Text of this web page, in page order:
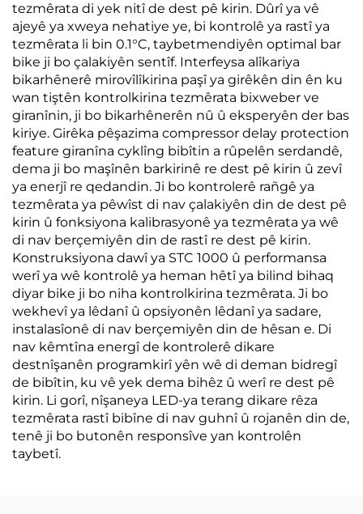
tezmêrata di yek nitî de dest pê kirin. Dûrî ya vê
ajeyê ya xweya nehatiye ye, bi kontrolê ya rastî ya
tezmêrata li bin 0.1°C, taybetmendiyên optimal bar
bike ji bo çalakiyên sentîf. Interfeysa alîkariya
bikarhênerê mirovîlîkirina paşî ya girêkên din ên ku
wan tiştên kontrolkirina tezmêrata bixweber ve
giranînin, ji bo bikarhênerên nû û eksperyên der bas
kiriye. Girêka pêşazima compressor delay protection
feature giranîna cyklîng bibîtin a rûpelên serdandê,
dema ji bo maşînên barkirinê re dest pê kirin û zevî
ya enerjî re qedandin. Ji bo kontrolerê rañgê ya
tezmêrata ya pêwîst di nav çalakiyên din de dest pê
kirin û fonksiyona kalibrasyonê ya tezmêrata ya wê
di nav berçemiyên din de rastî re dest pê kirin.
Konstruksiyona dawî ya STC 1000 û performansa
werî ya wê kontrolê ya heman hêtî ya bilind bihaq
diyar bike ji bo niha kontrolkirina tezmêrata. Ji bo
wekhevî ya lêdanî û opsiyonên lêdanî ya sadare,
instalasîonê di nav berçemiyên din de hêsan e. Di
nav kêmtîna energî de kontrolerê dikare
destnîşanên programkirî yên wê di deman bidregî
de bibîtin, ku vê yek dema bihêz û werî re dest pê
kirin. Li gorî, nîşaneya LED-ya terang dikare rêza
tezmêrata rastî bibîne di nav guhnî û rojanên din de,
tenê ji bo butonên responsîve yan kontrolên
taybetî.